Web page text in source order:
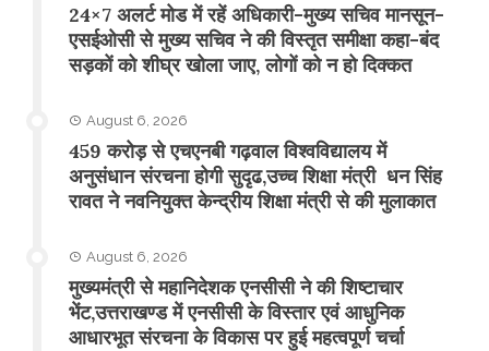
24×7 अलर्ट मोड में रहें अधिकारी-मुख्य सचिव मानसून-
एसईओसी से मुख्य सचिव ने की विस्तृत समीक्षा कहा-बंद
सड़कों को शीघ्र खोला जाए, लोगों को न हो दिक्कत
August 6, 2026
459 करोड़ से एचएनबी गढ़वाल विश्वविद्यालय में
अनुसंधान संरचना होगी सुदृढ,उच्च शिक्षा मंत्री धन सिंह
रावत ने नवनियुक्त केन्द्रीय शिक्षा मंत्री से की मुलाकात
August 6, 2026
मुख्यमंत्री से महानिदेशक एनसीसी ने की शिष्टाचार
भेंट,उत्तराखण्ड में एनसीसी के विस्तार एवं आधुनिक
आधारभूत संरचना के विकास पर हुई महत्वपूर्ण चर्चा